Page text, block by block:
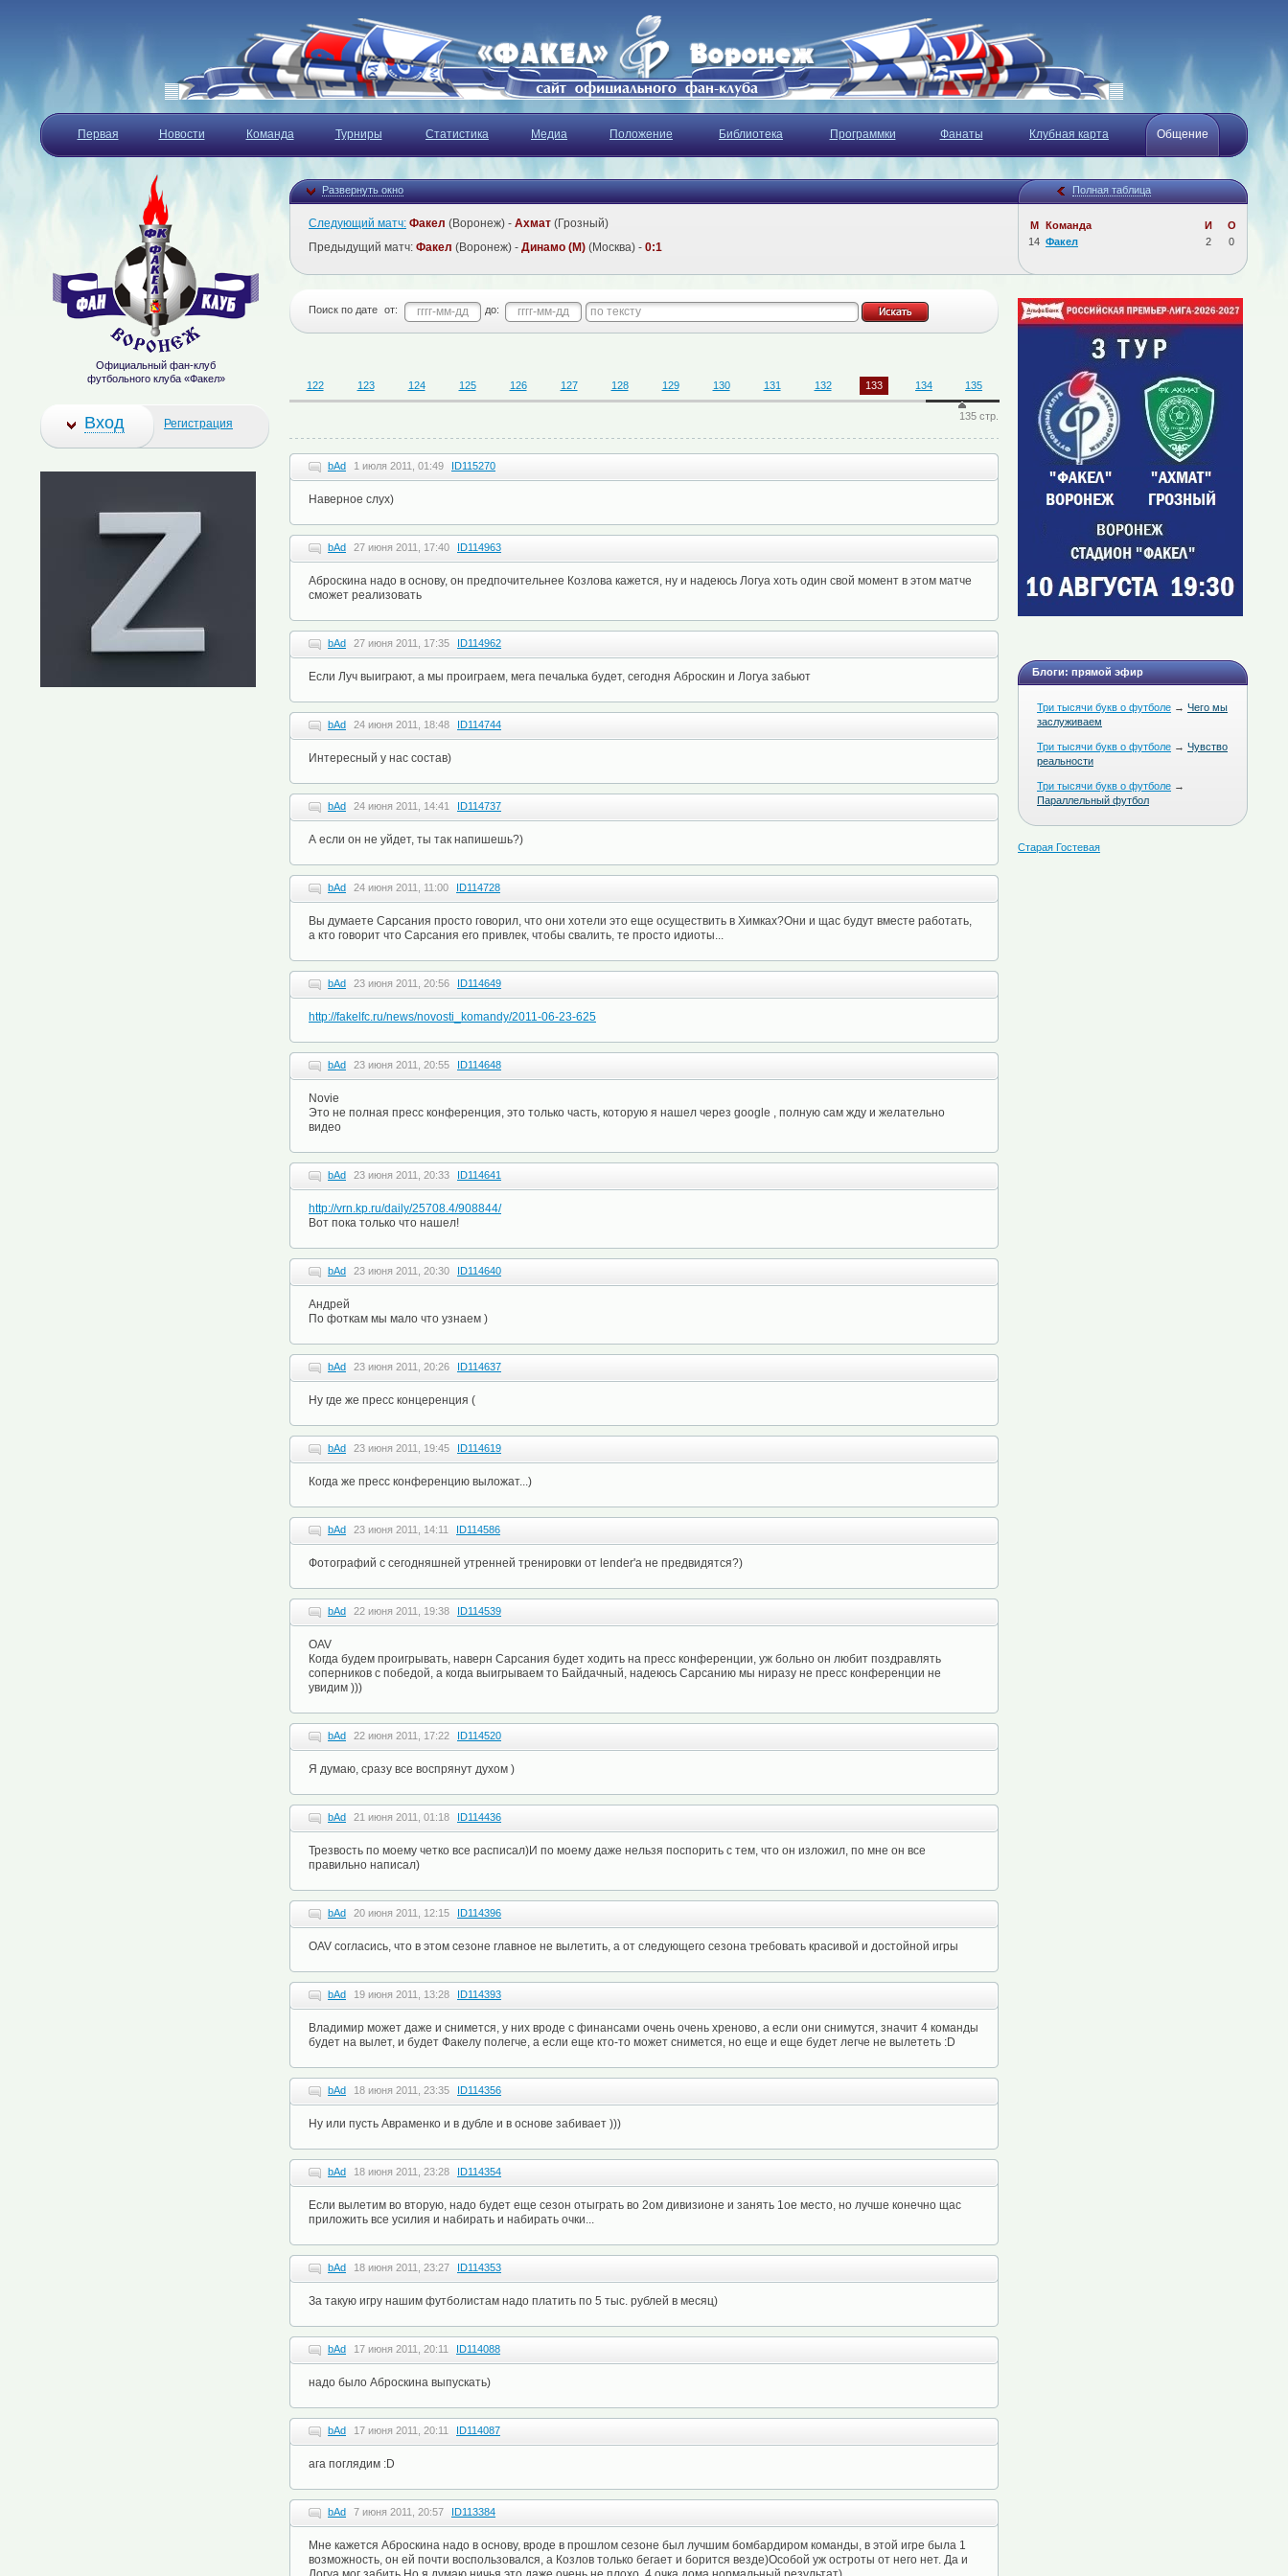
Первая Новости Команда Турниры Статистика Медиа Положение Библиотека Программки Фанаты Клубная карта Общение
Развернуть окно Полная таблица
М Команда И
О
14 Факел 2 0
Следующий матч: Факел (Воронеж) - Ахмат (Грозный)
Предыдущий матч: Факел (Воронеж) - Динамо (М) (Москва) - 0:1
Поиск по дате от: до:
122 123 124 125 126 127 128 129 130 131 132 133 134 135
135 стр.
bAd 1 июля 2011, 01:49 ID115270
Наверное слух)
bAd 27 июня 2011, 17:40 ID114963
Аброскина надо в основу, он предпочительнее Козлова кажется, ну и надеюсь Логуа хоть один свой момент в этом матче
сможет реализовать
bAd 27 июня 2011, 17:35 ID114962
Если Луч выиграют, а мы проиграем, мега печалька будет, сегодня Аброскин и Логуа забьют
bAd 24 июня 2011, 18:48 ID114744
Интересный у нас состав)
bAd 24 июня 2011, 14:41 ID114737
А если он не уйдет, ты так напишешь?)
bAd 24 июня 2011, 11:00 ID114728
Вы думаете Сарсания просто говорил, что они хотели это еще осуществить в Химках?Они и щас будут вместе работать,
а кто говорит что Сарсания его привлек, чтобы свалить, те просто идиоты...
bAd 23 июня 2011, 20:56 ID114649
http://fakelfc.ru/news/novosti_komandy/2011-06-23-625
bAd 23 июня 2011, 20:55 ID114648
Novie
Это не полная пресс конференция, это только часть, которую я нашел через google , полную сам жду и желательно
видео
bAd 23 июня 2011, 20:33 ID114641
http://vrn.kp.ru/daily/25708.4/908844/
Вот пока только что нашел!
bAd 23 июня 2011, 20:30 ID114640
Андрей
По фоткам мы мало что узнаем )
bAd 23 июня 2011, 20:26 ID114637
Ну где же пресс концеренция (
bAd 23 июня 2011, 19:45 ID114619
Когда же пресс конференцию выложат...)
bAd 23 июня 2011, 14:11 ID114586
Фотографий с сегодняшней утренней тренировки от lender'а не предвидятся?)
bAd 22 июня 2011, 19:38 ID114539
OAV
Когда будем проигрывать, наверн Сарсания будет ходить на пресс конференции, уж больно он любит поздравлять
соперников с победой, а когда выигрываем то Байдачный, надеюсь Сарсанию мы ниразу не пресс конференции не
увидим )))
bAd 22 июня 2011, 17:22 ID114520
Я думаю, сразу все воспрянут духом )
bAd 21 июня 2011, 01:18 ID114436
Трезвость по моему четко все расписал)И по моему даже нельзя поспорить с тем, что он изложил, по мне он все
правильно написал)
bAd 20 июня 2011, 12:15 ID114396
OAV согласись, что в этом сезоне главное не вылетить, а от следующего сезона требовать красивой и достойной игры
bAd 19 июня 2011, 13:28 ID114393
Владимир может даже и снимется, у них вроде с финансами очень очень хреново, а если они снимутся, значит 4 команды
будет на вылет, и будет Факелу полегче, а если еще кто-то может снимется, но еще и еще будет легче не вылететь :D
bAd 18 июня 2011, 23:35 ID114356
Ну или пусть Авраменко и в дубле и в основе забивает )))
bAd 18 июня 2011, 23:28 ID114354
Если вылетим во вторую, надо будет еще сезон отыграть во 2ом дивизионе и занять 1ое место, но лучше конечно щас
приложить все усилия и набирать и набирать очки...
bAd 18 июня 2011, 23:27 ID114353
За такую игру нашим футболистам надо платить по 5 тыс. рублей в месяц)
bAd 17 июня 2011, 20:11 ID114088
надо было Аброскина выпускать)
bAd 17 июня 2011, 20:11 ID114087
ага поглядим :D
bAd 7 июня 2011, 20:57 ID113384
Мне кажется Аброскина надо в основу, вроде в прошлом сезоне был лучшим бомбардиром команды, в этой игре была 1
возможность, он ей почти воспользовался, а Козлов только бегает и борится везде)Особой уж остроты от него нет. Да и
Блоги: прямой эфир
Три тысячи букв о футболе → Чего мы
заслуживаем
Три тысячи букв о футболе → Чувство
реальности
Три тысячи букв о футболе →
Параллельный футбол
Старая Гостевая
Официальный фан-клуб
футбольного клуба «Факел»
Вход Регистрация